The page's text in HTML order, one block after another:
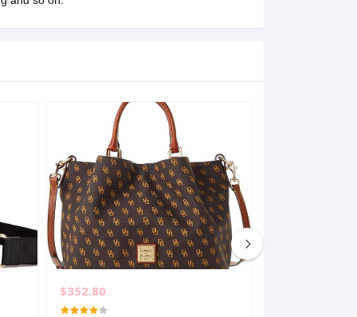
$352.80